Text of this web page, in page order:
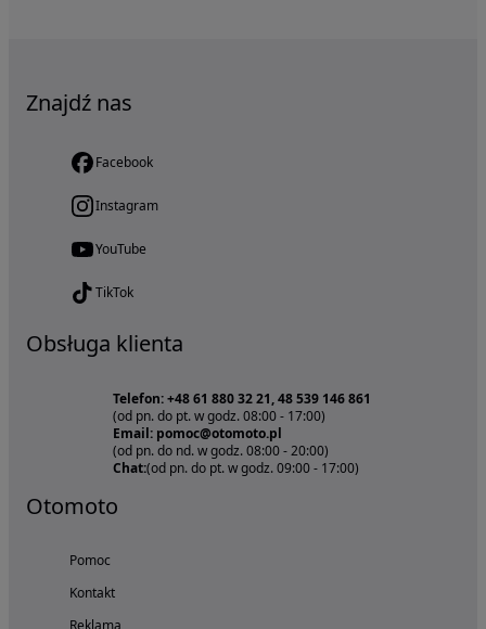
Znajdź nas
Facebook
Instagram
YouTube
TikTok
Obsługa klienta
Telefon: +48 61 880 32 21, 48 539 146 861
(od pn. do pt. w godz. 08:00 - 17:00)
Email: pomoc@otomoto.pl
(od pn. do nd. w godz. 08:00 - 20:00)
Chat:(od pn. do pt. w godz. 09:00 - 17:00)
Otomoto
Pomoc
Kontakt